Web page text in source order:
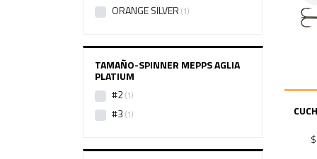
ORANGE SILVER 1
TAMAÑO-SPINNER MEPPS AGLIA
PLATIUM
#2 1
#3 1